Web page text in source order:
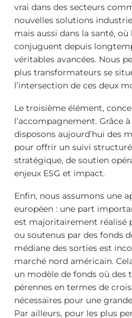
vrai dans des secteurs
nouvelles solutions
mais aussi dans la santé,
conjuguent depuis
véritables avancées. Nous
plus transformateurs se
l’intersection de ces deux
Le troisième élément,
l’accompagnement. Grâce
disposons aujourd’hui des
pour offrir un suivi structuré,
stratégique, de soutien
enjeux ESG et impact.
Enfin, nous assumons une
européen : une part
est majoritairement réalisé
ou soutenus par des fonds
médiane des sorties est
marché nord américain.
un modèle de fonds où des
pérennes en termes de
nécessaires pour une
Par ailleurs, pour les plus